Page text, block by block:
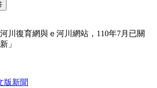
川復育網與ｅ河川網站，110年7月已關
」
版新聞